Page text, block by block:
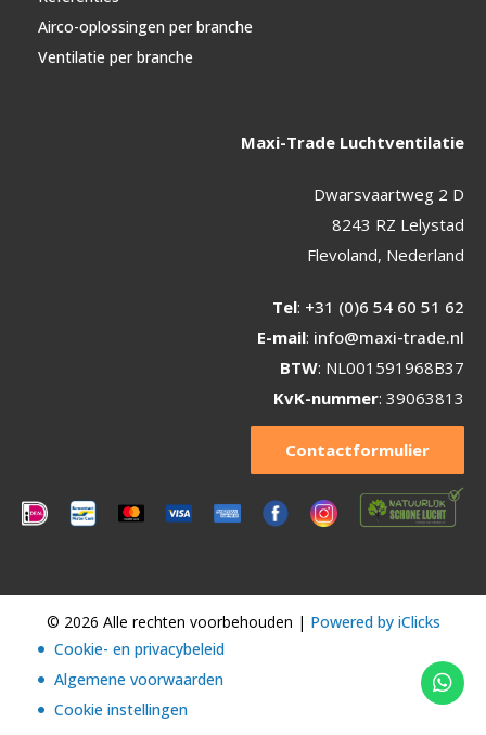
Airco-oplossingen per branche
Ventilatie per branche
Maxi-Trade Luchtventilatie
Dwarsvaartweg 2 D
8243 RZ Lelystad
Flevoland, Nederland
Tel: +31 (0)6 54 60 51 62
E-mail: info@maxi-trade.nl
BTW: NL001591968B37
KvK-nummer: 39063813
Contactformulier
© 2026 Alle rechten voorbehouden | Powered by iClicks
Cookie- en privacybeleid
Algemene voorwaarden
Cookie instellingen